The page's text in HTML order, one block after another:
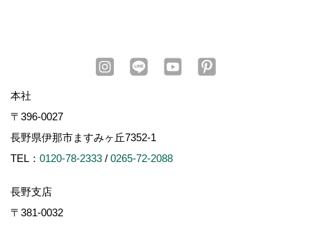
本社
〒396-0027
長野県伊那市ますみヶ丘7352-1
TEL： 0120-78-2333 / 0265-72-2088
長野支店
〒381-0032